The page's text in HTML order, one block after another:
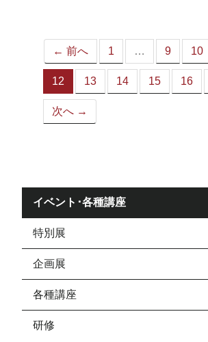
← 前へ 1 … 9 10
12
（こ
の
ペ
13 14 15 16
次へ →
イベント･各種講座
特別展
企画展
各種講座
研修